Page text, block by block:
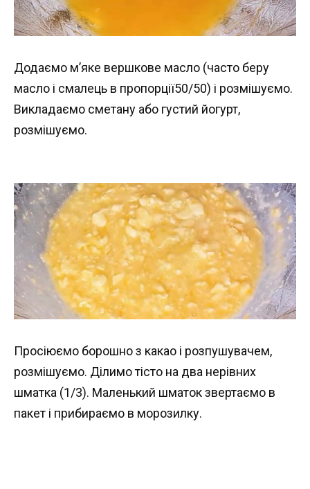
Додаємо м’яке вершкове масло (часто беру
масло і смалець в пропорції50/50) і розмішуємо.
Викладаємо сметану або густий йогурт,
розмішуємо.
Просіюємо борошно з какао і розпушувачем,
розмішуємо. Ділимо тісто на два нерівних
шматка (1/3). Маленький шматок звертаємо в
пакет і прибираємо в морозилку.